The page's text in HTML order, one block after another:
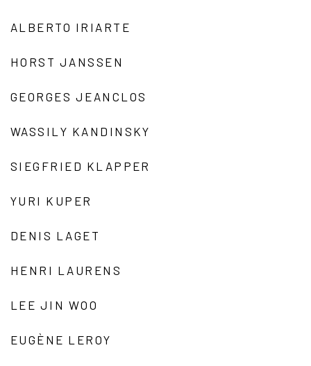
ALBERTO IRIARTE
HORST JANSSEN
GEORGES JEANCLOS
WASSILY KANDINSKY
SIEGFRIED KLAPPER
YURI KUPER
DENIS LAGET
HENRI LAURENS
LEE JIN WOO
EUGÈNE LEROY